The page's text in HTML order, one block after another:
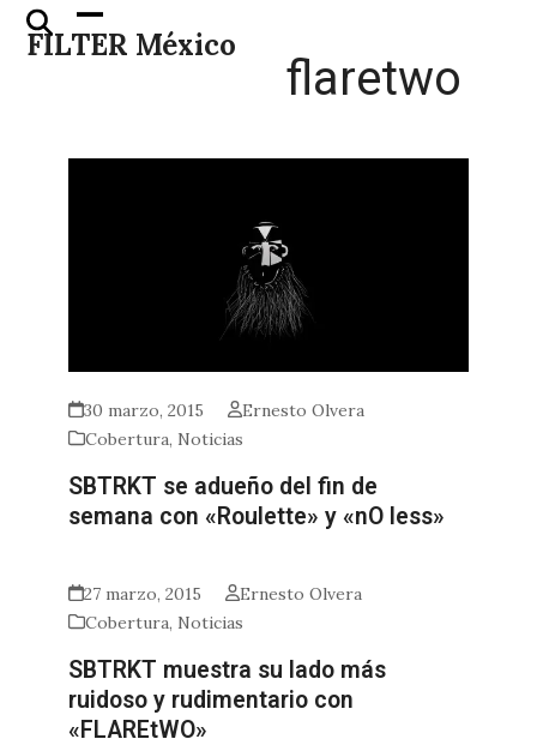
Skip
FILTER México
Open
mobile
Close
mobile
flaretwo
30 marzo, 2015
Ernesto Olvera
Cobertura, Noticias
SBTRKT se adueño del fin de
semana con «Roulette» y «nO less»
27 marzo, 2015
Ernesto Olvera
Cobertura, Noticias
SBTRKT muestra su lado más
ruidoso y rudimentario con
«FLAREtWO»